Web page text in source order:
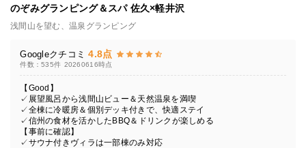
のぞみグランピング＆スパ 佐久×軽井沢
浅間山を望む、温泉グランピング
Googleクチコミ 4.8点
件数：535件 20260616時点
【Good】
✓展望風呂から浅間山ビュー＆天然温泉を満喫
✓全棟に冷暖房＆個別デッキ付きで、快適ステイ
✓信州の食材を活かしたBBQ＆ドリンクが楽しめる
【事前に確認】
✓サウナ付きヴィラは一部棟のみ対応